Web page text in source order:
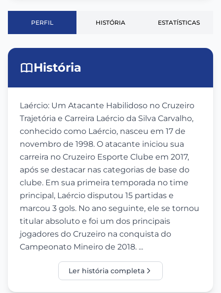
PERFIL HISTÓRIA ESTATÍSTICAS
História
Laércio: Um Atacante Habilidoso no Cruzeiro
Trajetória e Carreira Laércio da Silva Carvalho,
conhecido como Laércio, nasceu em 17 de
novembro de 1998. O atacante iniciou sua
carreira no Cruzeiro Esporte Clube em 2017,
após se destacar nas categorias de base do
clube. Em sua primeira temporada no time
principal, Laércio disputou 15 partidas e
marcou 3 gols. No ano seguinte, ele se tornou
titular absoluto e foi um dos principais
jogadores do Cruzeiro na conquista do
Campeonato Mineiro de 2018. ...
Ler história completa